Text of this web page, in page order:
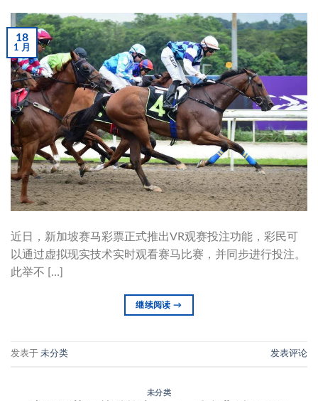
18
1 月
近日，新加坡赛马彩票正式推出VR观赛投注功能，彩民可
以通过虚拟现实技术实时观看赛马比赛，并同步进行投注。
此举不 […]
继续阅读→
发表于 未分类 发表评论
未分类